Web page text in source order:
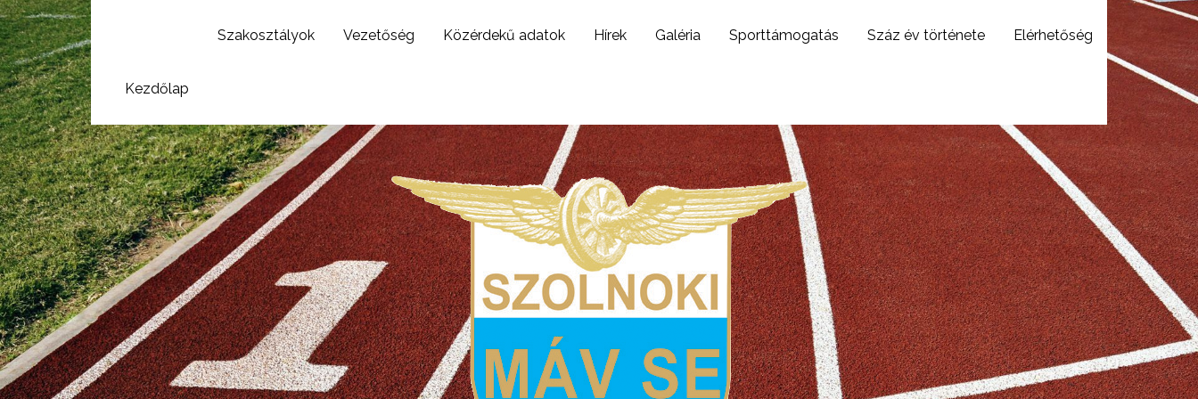
Elérhetőség
Száz év története
Sporttámogatás
Galéria
Hírek
Közérdekű adatok
Vezetőség
Szakosztályok
Kezdőlap